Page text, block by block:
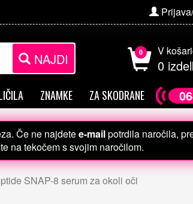
NAJDI 0 V
0
ZNAMKE ZA SKODRANE
Če ne najdetee-mailpotrdila naročila,
na tekočem s svojim naročilom.
SNAP-8 serum za okoli oči